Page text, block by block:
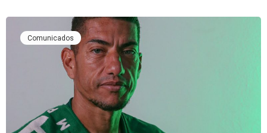
Comunicados